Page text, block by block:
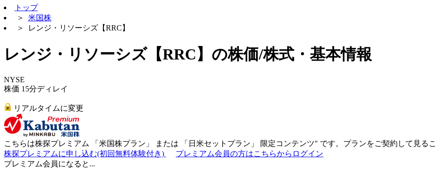
トップ
＞ 米国株
＞
レンジ・リソーシズ【RRC】
レンジ・リソーシズ【RRC】の株価/株式・基本情報
NYSE
株価 15分ディレイ
リアルタイムに変更
こちらは株探プレミアム 「 米国株プラン 」 または 「 日米セットプラン 」 限定コンテンツ" です。プランをご契約して見る
株探プレミアムに申し込む(初回無料体験付き)
プレミアム会員の方はこちらからログイン
プレミアム会員になると...